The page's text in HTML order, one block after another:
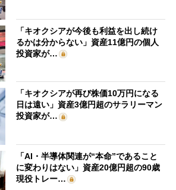
「キオクシアが今後も利益を出し続け
るかは分からない」資産11億円の個人
投資家が…
「キオクシアが再び株価10万円になる
日は遠い」資産3億円超のサラリーマン
投資家が…
「AI・半導体関連が“本命”であること
に変わりはない」資産20億円超の90歳
現役トレー…